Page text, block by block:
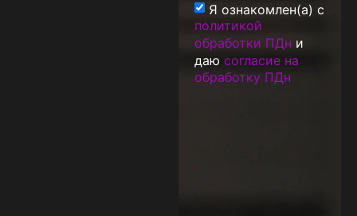
Я ознакомлен(а) с
политикой
обработки ПДн и
даю согласие на
обработку ПДн